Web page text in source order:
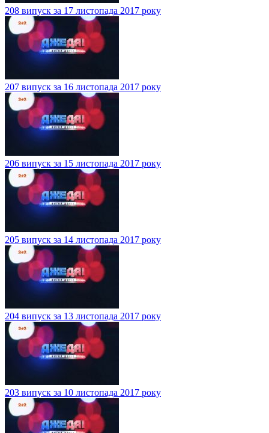
208 випуск за 17 листопада 2017 року
207 випуск за 16 листопада 2017 року
206 випуск за 15 листопада 2017 року
205 випуск за 14 листопада 2017 року
204 випуск за 13 листопада 2017 року
203 випуск за 10 листопада 2017 року